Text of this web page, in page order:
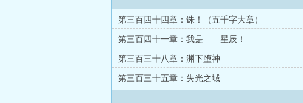
圈吗？”“还是和五
第三百四十四章：诛！（五千字大章）
第三百四十一章：我是——星辰！
第三百三十八章：渊下堕神
第三百三十五章：失光之域